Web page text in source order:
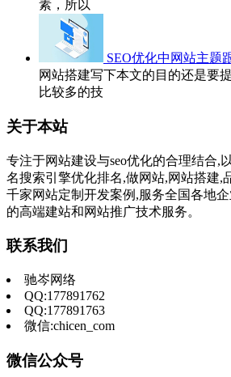
素，所以
SEO优化中网站主题
网站搭建写下本文的目的还是要
比较多的技
关于本站
专注于网站建设与seo优化的合理结合,
名搜索引擎优化排名,做网站,网站搭建,
千家网站定制开发案例,服务全国各地
的高端建站和网站推广技术服务。
联系我们
驰岑网络
QQ:177891762
QQ:177891763
微信:chicen_com
微信公众号